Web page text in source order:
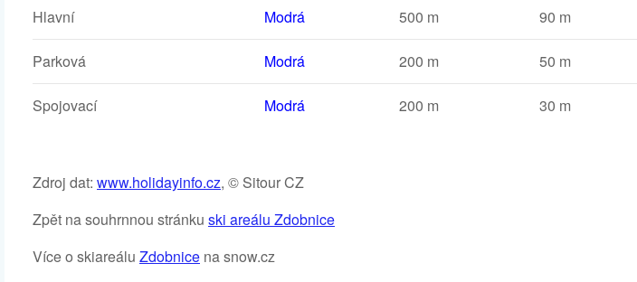
Hlavní Modrá 500 m 90 m
Parková Modrá 200 m 50 m
Spojovací Modrá 200 m 30 m
Zdroj dat: www.holidayinfo.cz, © Sitour CZ
Zpět na souhrnnou stránku ski areálu Zdobnice
Více o skiareálu Zdobnice na snow.cz